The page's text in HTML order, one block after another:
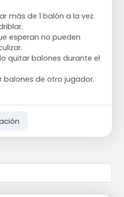
más de 1 balón a la vez.
esperan no pueden
quitar balones durante el
balones de otro jugador.